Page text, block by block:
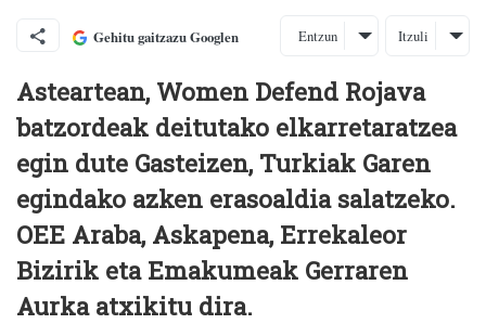
Gehitu gaitzazu Googlen Entzun Itzuli
Asteartean, Women Defend Rojava
batzordeak deitutako elkarretaratzea
egin dute Gasteizen, Turkiak Garen
egindako azken erasoaldia salatzeko.
OEE Araba, Askapena, Errekaleor
Bizirik eta Emakumeak Gerraren
Aurka atxikitu dira.